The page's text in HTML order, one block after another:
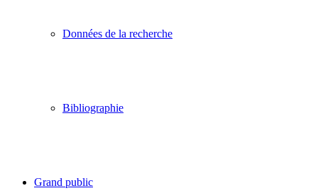
Données de la recherche
Bibliographie
Grand public